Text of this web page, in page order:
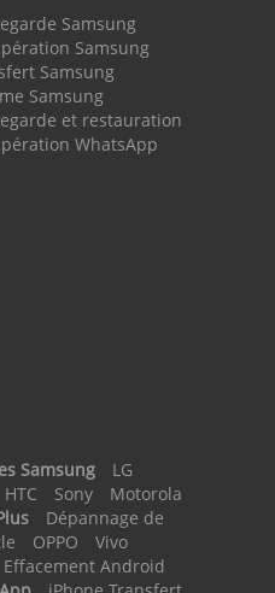
Samsung
Samsung
Samsung
Samsung
et restauration
WhatsApp
Samsung
LG
HTC Sony
Motorola
Dépannage de
OPPO
Vivo
Effacement Android